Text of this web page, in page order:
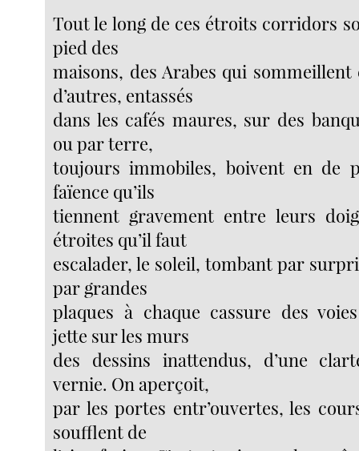
Tout le long de ces étroits corridors
pied des
maisons, des Arabes qui
d’autres, entassés
dans les cafés maures, sur des
ou par terre,
toujours immobiles, boivent en de
faïence qu’ils
tiennent gravement entre leurs
étroites qu’il faut
escalader, le soleil, tombant par
par grandes
plaques à chaque cassure des
jette sur les murs
des dessins inattendus, d’une
vernie. On aperçoit,
par les portes entr’ouvertes, les
soufflent de